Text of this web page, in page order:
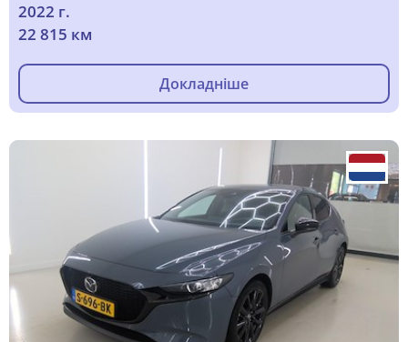
2022 г.
22 815 км
Докладніше